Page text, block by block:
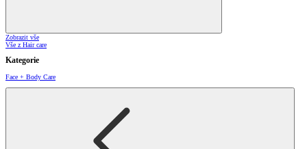
Zobrazit vše
Vše z Hair care
Kategorie
Face + Body Care